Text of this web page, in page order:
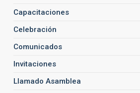
Capacitaciones
Celebración
Comunicados
Invitaciones
Llamado Asamblea